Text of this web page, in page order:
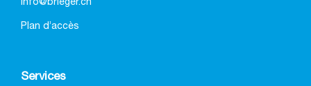
info@brieger.ch
Plan d’accès
Services